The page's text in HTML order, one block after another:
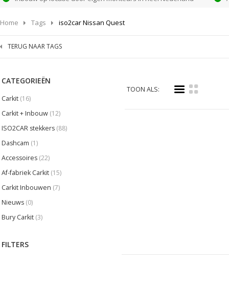
Home Tags iso2car Nissan Quest
TERUG NAAR TAGS
CATEGORIEËN
Carkit (16)
Carkit + Inbouw (12)
ISO2CAR stekkers (88)
Dashcam (1)
Accessoires (22)
Af-fabriek Carkit (15)
Carkit Inbouwen (7)
Nieuws (0)
Bury Carkit (3)
FILTERS
TOON ALS: i k